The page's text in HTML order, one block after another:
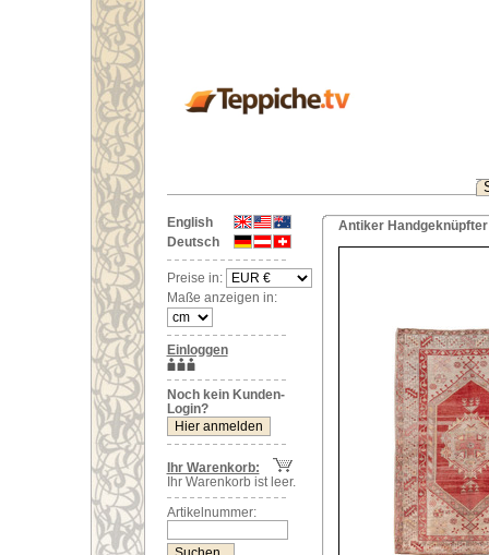
English
Deutsch
Preise in:
Maße anzeigen in:
Einloggen
Noch kein Kunden-
Login?
Ihr Warenkorb:
Ihr Warenkorb ist leer.
Artikelnummer:
Antiker